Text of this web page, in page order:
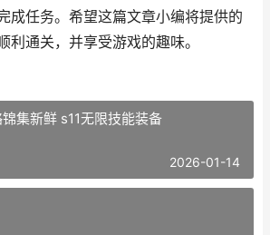
成任务。希望这篇文章小编将提供的
利通关，并享受游戏的趣味。
集新鲜 s11无限技能装备
2026-01-14